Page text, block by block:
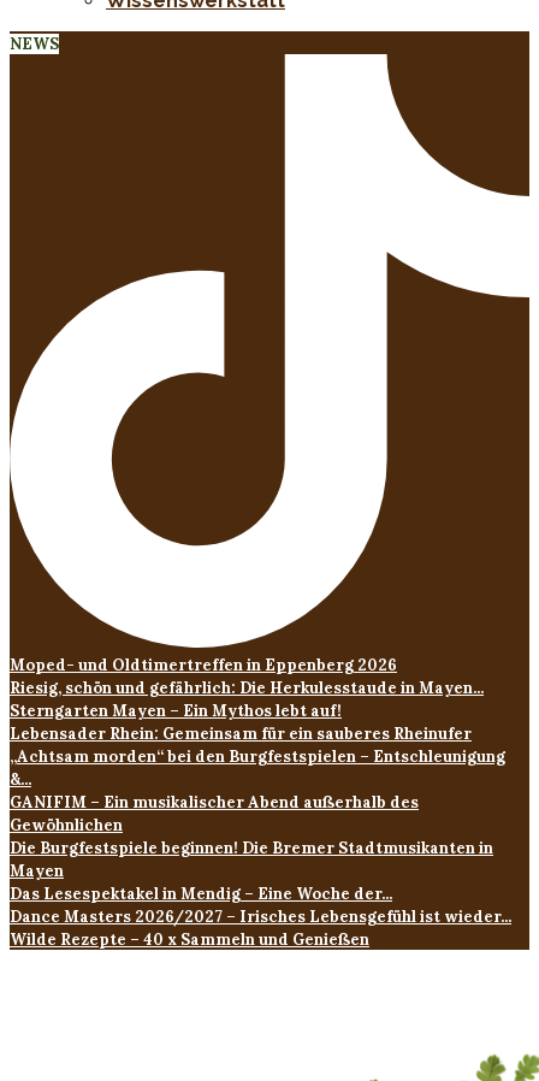
NEWS
Moped- und Oldtimertreffen in Eppenberg 2026
Riesig, schön und gefährlich: Die Herkulesstaude in Mayen...
Sterngarten Mayen – Ein Mythos lebt auf!
Lebensader Rhein: Gemeinsam für ein sauberes Rheinufer
„Achtsam morden“ bei den Burgfestspielen – Entschleunigung
&...
GANIFIM – Ein musikalischer Abend außerhalb des
Gewöhnlichen
Die Burgfestspiele beginnen! Die Bremer Stadtmusikanten in
Mayen
Das Lesespektakel in Mendig – Eine Woche der...
Dance Masters 2026/2027 – Irisches Lebensgefühl ist wieder...
Wilde Rezepte – 40 x Sammeln und Genießen